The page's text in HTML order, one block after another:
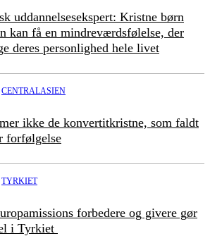
uddannelsesekspert: Kristne børn
kan få en mindreværdsfølelse, der
deres personlighed hele livet
CENTRALASIEN
ikke de konvertitkristne, som faldt
forfølgelse
TYRKIET
forbedere og givere gør
i Tyrkiet